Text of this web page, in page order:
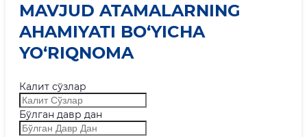
MAVJUD ATAMALARNING
AHAMIYATI BO‘YICHA
YO‘RIQNOMA
Калит сўзлар
Бўлган давр дан